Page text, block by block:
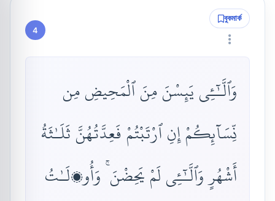
4
বুকমার্ক
وَٱلَّـٰٓـِٔى يَئِسْنَ مِنَ ٱلْمَحِيضِ مِن
نِّسَآئِكُمْ إِنِ ٱرْتَبْتُمْ فَعِدَّتُهُنَّ ثَلَـٰثَةُ
أَشْهُرٍ وَٱلَّـٰٓـِٔى لَمْ يَحِضْنَ ۚ وَأُو۟لَـٰتُ